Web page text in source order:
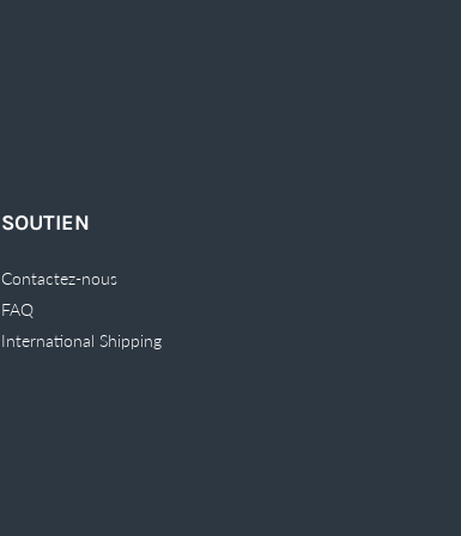
SOUTIEN
Contactez-nous
FAQ
International Shipping